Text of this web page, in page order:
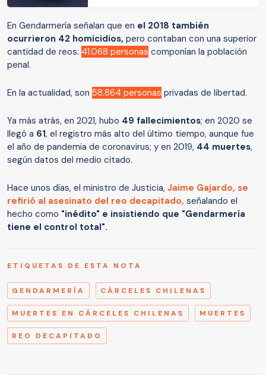
En Gendarmería señalan que en el 2018 también
ocurrieron 42 homicidios, pero contaban con una superior
cantidad de reos: 41.068 personas componían la población
penal.
En la actualidad, son 58.864 personas privadas de libertad.
Ya más atrás, en 2021, hubo 49 fallecimientos; en 2020 se
llegó a 61, el registro más alto del último tiempo, aunque fue
el año de pandemia de coronavirus; y en 2019, 44 muertes,
según datos del medio citado.
Hace unos días, el ministro de Justicia, Jaime Gajardo, se
refirió al asesinato del reo decapitado, señalando el
hecho como "inédito" e insistiendo que "Gendarmería
tiene el control total".
ETIQUETAS DE ESTA NOTA
GENDARMERÍA CÁRCELES CHILENAS
MUERTES EN CÁRCELES CHILENAS MUERTES
REO DECAPITADO